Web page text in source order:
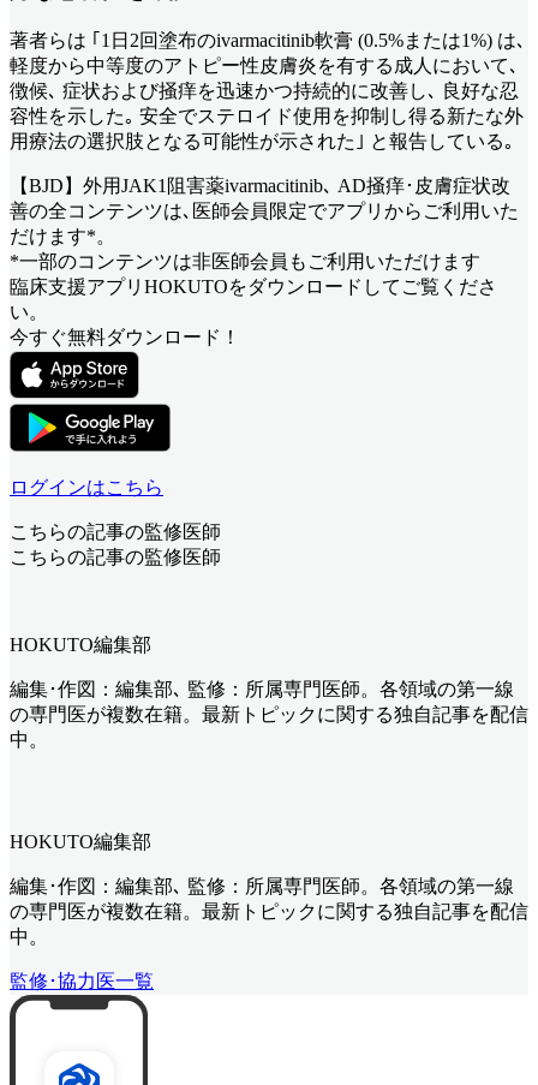
著者らは ｢1日2回塗布のivarmacitinib軟膏 (0.5%または1%) は､
軽度から中等度のアトピー性皮膚炎を有する成人において､
徴候､ 症状および掻痒を迅速かつ持続的に改善し､ 良好な忍
容性を示した｡ 安全でステロイド使用を抑制し得る新たな外
用療法の選択肢となる可能性が示された｣ と報告している｡
【BJD】外用JAK1阻害薬ivarmacitinib､ AD掻痒･皮膚症状改
善の全コンテンツは､医師会員限定でアプリからご利用いた
だけます*。
*一部のコンテンツは非医師会員もご利用いただけます
臨床支援アプリHOKUTOをダウンロードしてご覧くださ
い。
今すぐ無料ダウンロード！
ログインはこちら
こちらの記事の監修医師
こちらの記事の監修医師
HOKUTO編集部
編集･作図：編集部､ 監修：所属専門医師。各領域の第一線
の専門医が複数在籍。最新トピックに関する独自記事を配信
中。
HOKUTO編集部
編集･作図：編集部､ 監修：所属専門医師。各領域の第一線
の専門医が複数在籍。最新トピックに関する独自記事を配信
中。
監修･協力医一覧